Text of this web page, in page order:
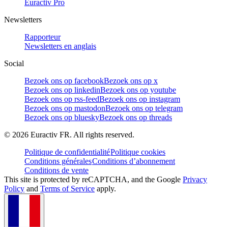
Euractiv Pro
Newsletters
Rapporteur
Newsletters en anglais
Social
Bezoek ons op facebookBezoek ons op x
Bezoek ons op linkedinBezoek ons op youtube
Bezoek ons op rss-feedBezoek ons op instagram
Bezoek ons op mastodonBezoek ons op telegram
Bezoek ons op blueskyBezoek ons op threads
© 2026 Euractiv FR. All rights reserved.
Politique de confidentialitéPolitique cookies
Conditions généralesConditions d’abonnement
Conditions de vente
This site is protected by reCAPTCHA, and the Google Privacy
Policy and Terms of Service apply.